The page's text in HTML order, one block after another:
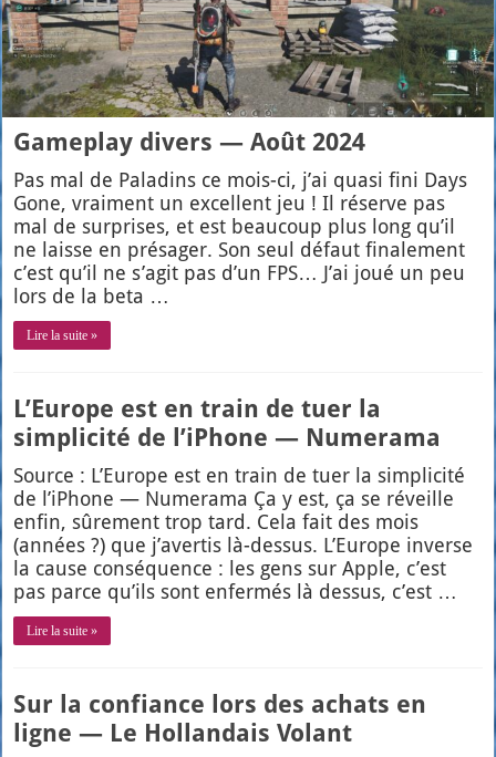
Gameplay divers — Août 2024
Pas mal de Pala­dins ce mois-ci, j’ai qua­si fini Days
Gone, vrai­ment un excellent jeu ! Il réserve pas
mal de sur­prises, et est beau­coup plus long qu’il
ne laisse en pré­sa­ger. Son seul défaut fina­le­ment
c’est qu’il ne s’a­git pas d’un FPS… J’ai joué un peu
lors de la beta …
Lire la suite »
L’Europe est en train de tuer la
simplicité de l’iPhone — Numerama
Source : L’Eu­rope est en train de tuer la sim­pli­ci­té
de l’i­Phone — Nume­ra­ma Ça y est, ça se réveille
enfin, sûre­ment trop tard. Cela fait des mois
(années ?) que j’a­ver­tis là-des­sus. L’Eu­rope inverse
la cause consé­quence : les gens sur Apple, c’est
pas parce qu’ils sont enfer­més là des­sus, c’est …
Lire la suite »
Sur la confiance lors des achats en
ligne — Le Hollandais Volant